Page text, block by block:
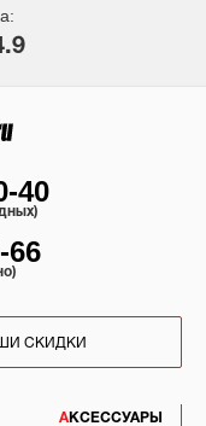
АКСЕССУАРЫ
40
66
СКИДКИ